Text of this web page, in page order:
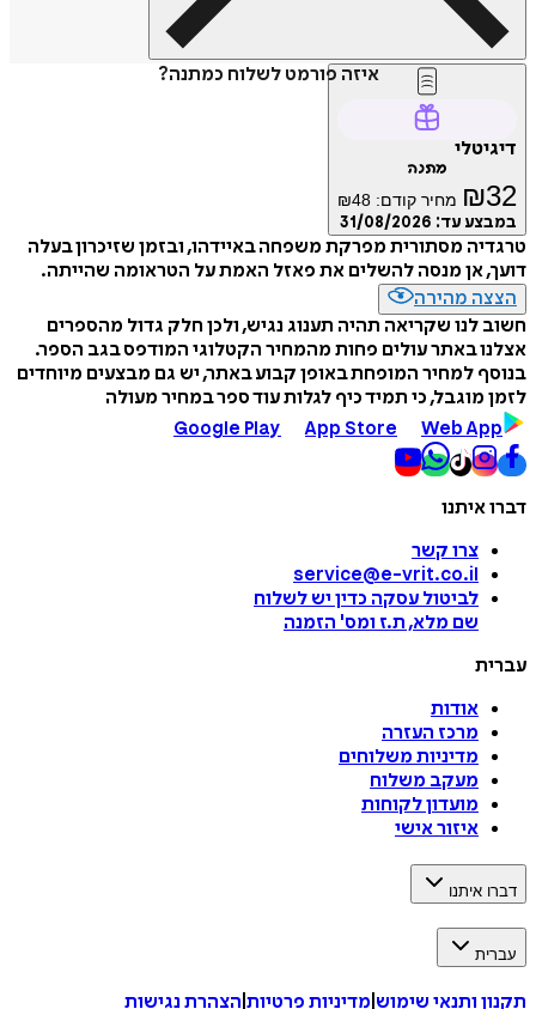
איזה פורמט לשלוח כמתנה?
דיגיטלי
מתנה
₪32 מחיר קודם: ₪48
במבצע עד: 31/08/2026
טרגדיה מסתורית מפרקת משפחה באיידהו, ובזמן שזיכרון בעלה
דועך, אן מנסה להשלים את פאזל האמת על הטראומה שהייתה.
הצצה מהירה
חשוב לנו שקריאה תהיה תענוג נגיש, ולכן חלק גדול מהספרים
אצלנו באתר עולים פחות מהמחיר הקטלוגי המודפס בגב הספר.
בנוסף למחיר המופחת באופן קבוע באתר, יש גם מבצעים מיוחדים
לזמן מוגבל, כי תמיד כיף לגלות עוד ספר במחיר מעולה
Google Play
App Store Web App
דברו איתנו
צרו קשר
service@e-vrit.co.il
לביטול עסקה כדין יש לשלוח
שם מלא, ת.ז ומס' הזמנה
עברית
אודות
מרכז העזרה
מדיניות משלוחים
מעקב משלוח
מועדון לקוחות
איזור אישי
דברו איתנו
עברית
תקנון ותנאי שימוש מדיניות פרטיות הצהרת נגישות